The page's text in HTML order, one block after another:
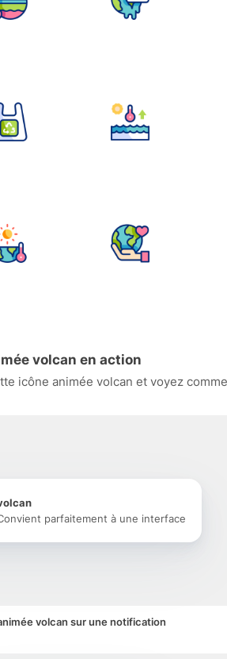
volcan en action
icône animée volcan et voyez
parfaitement à une interface
volcan sur une notification